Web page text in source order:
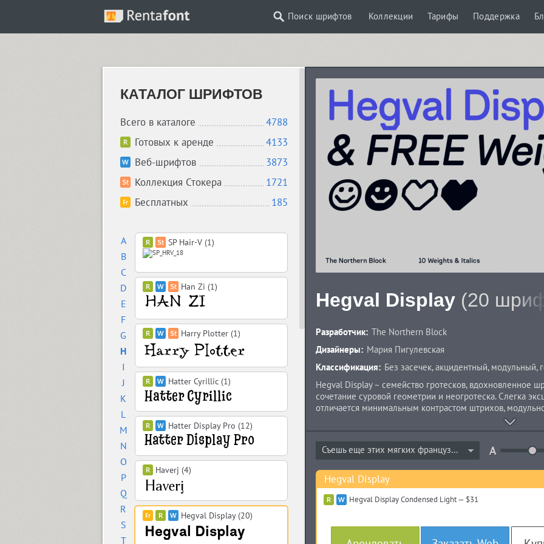
Поиск шрифтов Коллекции Тарифы Поддержка
КАТАЛОГ ШРИФТОВ
Всего в каталоге
4788
Готовых к аренде
4133
Веб-шрифтов
3873
Коллекция Стокера
1721
Бесплатных
185
A
B
C
D
E
F
G
H
I
J
K
L
M
N
O
P
Q
R
S
T
SP Hair-V (1)
Han Zi (1)
Harry Plotter (1)
Hatter Cyrillic (1)
Hatter Display Pro (12)
Haverj (4)
Hegval Display (20)
Hegval Display (20
Разработчик: The Northern Block
Дизайнеры: Мария Пигулевская
Классификация: Без засечек,акцидентный, модульный,
Hegval Display – семейство гротесков, вдохновленное
сочетание суровой геометрии и неогротеска. Слегка
отличается минимальным контрастом штрихов,
смайликов. Hegval Display доступен в десяти вариантах
наклонном. Набор символов поддерживает
OpenType включают лигатуры, табличные цифры и
Пигулевская в 2019 году. Hegval Display™ является
Съешь еще этих мягких французских...
Hegval Display
Hegval Display Condensed Light — $31